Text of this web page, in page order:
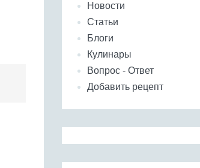
Новости
Статьи
Блоги
Кулинары
Вопрос - Ответ
Добавить рецепт